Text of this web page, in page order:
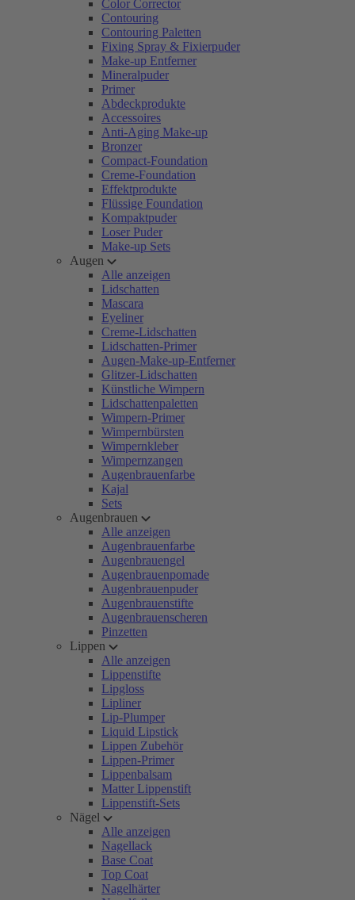
Color Corrector
Contouring
Contouring Paletten
Fixing Spray & Fixierpuder
Make-up Entferner
Mineralpuder
Primer
Abdeckprodukte
Accessoires
Anti-Aging Make-up
Bronzer
Compact-Foundation
Creme-Foundation
Effektprodukte
Flüssige Foundation
Kompaktpuder
Loser Puder
Make-up Sets
Augen
Alle anzeigen
Lidschatten
Mascara
Eyeliner
Creme-Lidschatten
Lidschatten-Primer
Augen-Make-up-Entferner
Glitzer-Lidschatten
Künstliche Wimpern
Lidschattenpaletten
Wimpern-Primer
Wimpernbürsten
Wimpernkleber
Wimpernzangen
Augenbrauenfarbe
Kajal
Sets
Augenbrauen
Alle anzeigen
Augenbrauenfarbe
Augenbrauengel
Augenbrauenpomade
Augenbrauenpuder
Augenbrauenstifte
Augenbrauenscheren
Pinzetten
Lippen
Alle anzeigen
Lippenstifte
Lipgloss
Lipliner
Lip-Plumper
Liquid Lipstick
Lippen Zubehör
Lippen-Primer
Lippenbalsam
Matter Lippenstift
Lippenstift-Sets
Nägel
Alle anzeigen
Nagellack
Base Coat
Top Coat
Nagelhärter